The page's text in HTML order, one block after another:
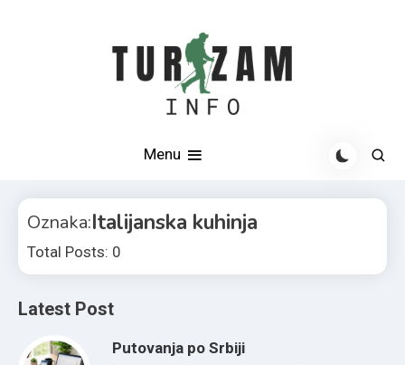
Menu
Oznaka:Italijanska kuhinja
Total Posts: 0
Latest Post
Putovanja po Srbiji